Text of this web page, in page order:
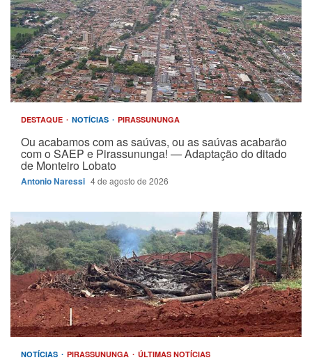
DESTAQUE NOTÍCIAS PIRASSUNUNGA
Ou acabamos com as saúvas, ou as saúvas acabarão
com o SAEP e Pirassununga! — Adaptação do ditado
de Monteiro Lobato
Antonio Naressi 4 de agosto de 2026
NOTÍCIAS PIRASSUNUNGA ÚLTIMAS NOTÍCIAS